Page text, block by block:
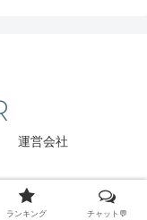
運営会社
Reserved.
ランキング チャット💬